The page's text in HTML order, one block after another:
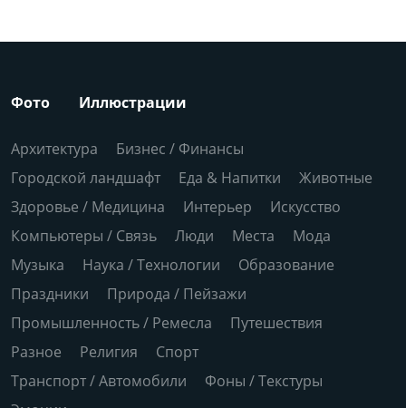
Фото Иллюстрации
Архитектура
Бизнес / Финансы
Городской ландшафт
Еда & Напитки
Животные
Здоровье / Медицина
Интерьер
Искусство
Компьютеры / Связь
Люди Места
Мода
Музыка
Наука / Технологии
Образование
Праздники
Природа / Пейзажи
Промышленность / Ремесла
Путешествия
Разное
Религия
Спорт
Транспорт / Автомобили
Фоны / Текстуры